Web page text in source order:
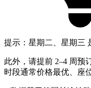
提示：星期二、星期三
此外，请提前 2–4 周预
时段通常价格最优、座